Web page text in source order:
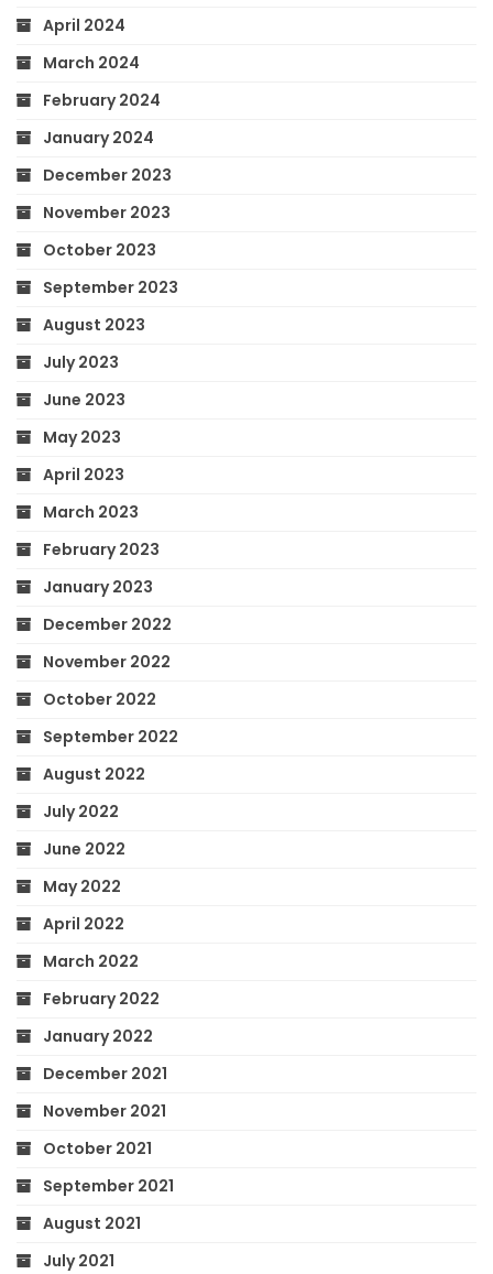
April 2024
March 2024
February 2024
January 2024
December 2023
November 2023
October 2023
September 2023
August 2023
July 2023
June 2023
May 2023
April 2023
March 2023
February 2023
January 2023
December 2022
November 2022
October 2022
September 2022
August 2022
July 2022
June 2022
May 2022
April 2022
March 2022
February 2022
January 2022
December 2021
November 2021
October 2021
September 2021
August 2021
July 2021